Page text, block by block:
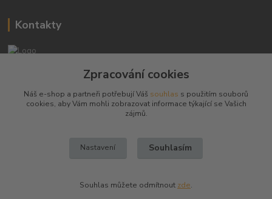
Kontakty
+420 603794370
zbranenaboje@seznam.cz
Zpracování cookies
Náš e-shop a partneři potřebují Váš souhlas s použitím souborů
cookies, aby Vám mohli zobrazovat informace týkající se Vašich
zájmů.
Nastavení Souhlasím
Souhlas můžete odmítnout zde.